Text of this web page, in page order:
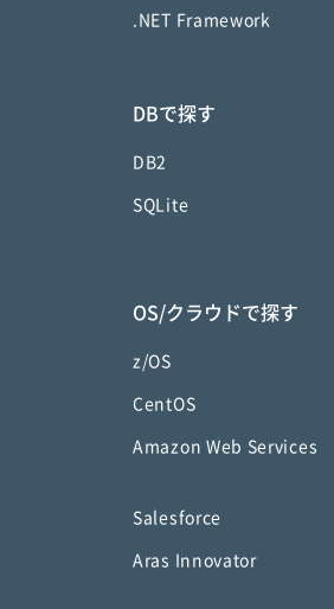
.NET Framework
DBで探す
DB2
SQLite
OS/クラウドで探す
z/OS
CentOS
Amazon Web Services
Salesforce
Aras Innovator